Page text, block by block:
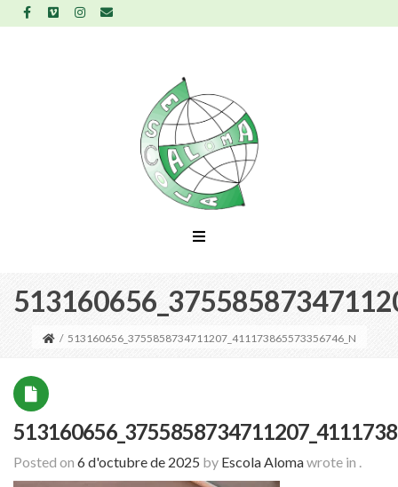
/ 513160656_3755858734711207_411173865573356746_N
Posted on 6 d'octubre de 2025 by Escola Alomawrote in .